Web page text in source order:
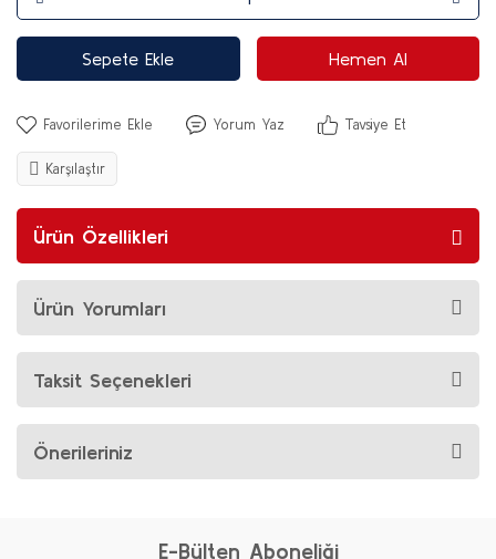
Sepete Ekle Hemen Al
Yorum Yaz Tavsiye Et
Karşılaştır
Ürün Özellikleri
Ürün Yorumları
Taksit Seçenekleri
Önerileriniz
E-Bülten Aboneliği